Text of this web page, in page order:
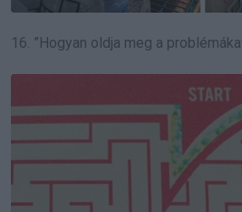
16. ”Hogyan oldja meg a